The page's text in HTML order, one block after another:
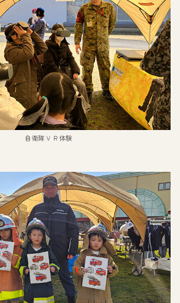
自衛隊ＶＲ体験